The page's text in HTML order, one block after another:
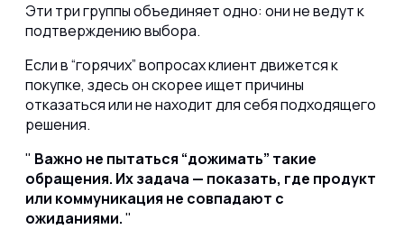
Эти три группы объединяет одно: они не ведут к
подтверждению выбора.
Если в “горячих” вопросах клиент движется к
покупке, здесь он скорее ищет причины
отказаться или не находит для себя подходящего
решения.
Важно не пытаться “дожимать” такие
обращения. Их задача — показать, где продукт
или коммуникация не совпадают с
ожиданиями.